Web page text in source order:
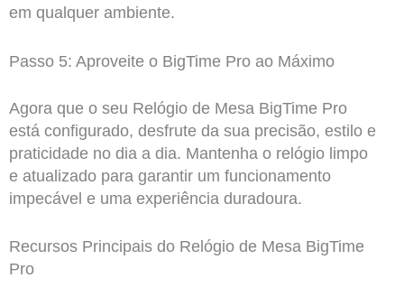
em qualquer ambiente.
Passo 5: Aproveite o BigTime Pro ao Máximo
Agora que o seu Relógio de Mesa BigTime Pro
está configurado, desfrute da sua precisão, estilo e
praticidade no dia a dia. Mantenha o relógio limpo
e atualizado para garantir um funcionamento
impecável e uma experiência duradoura.
Recursos Principais do Relógio de Mesa BigTime
Pro